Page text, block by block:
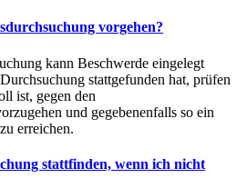
vorgehen?
kann Beschwerde eingelegt
stattgefunden hat, prüfen
ist, gegen den
und gegebenenfalls so ein
erreichen.
stattfinden, wenn ich nicht